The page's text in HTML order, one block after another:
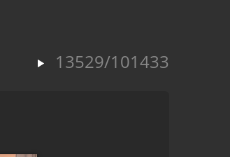
13529/101433